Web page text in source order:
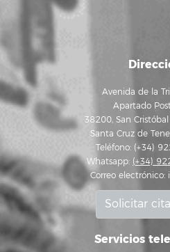
Avenida de la
Apartado
38200, San
Santa Cruz de
Teléfono: (+34)
Whatsapp: (+34)
Correo electrónico:
Solicitar
Servicios